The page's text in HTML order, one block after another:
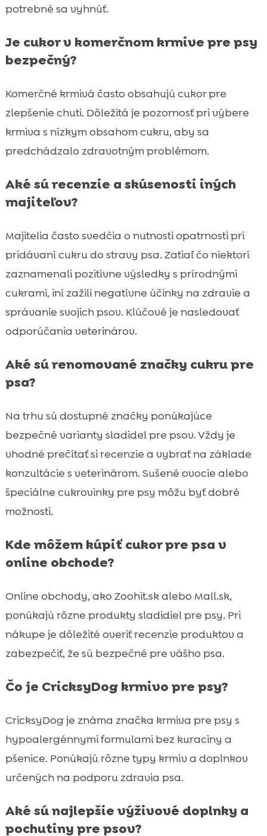
potrebné sa vyhnúť.
Je cukor v komerčnom krmive pre psy
bezpečný?
Komerčné krmivá často obsahujú cukor pre
zlepšenie chuti. Dôležitá je pozornosť pri výbere
krmiva s nízkym obsahom cukru, aby sa
predchádzalo zdravotným problémom.
Aké sú recenzie a skúsenosti iných
majiteľov?
Majitelia často svedčia o nutnosti opatrnosti pri
pridávaní cukru do stravy psa. Zatiaľ čo niektorí
zaznamenali pozitívne výsledky s prírodnými
cukrami, iní zažili negatívne účinky na zdravie a
správanie svojich psov. Klúčové je nasledovať
odporúčania veterinárov.
Aké sú renomované značky cukru pre
psa?
Na trhu sú dostupné značky ponúkajúce
bezpečné varianty sladidel pre psov. Vždy je
vhodné prečítať si recenzie a vybrať na základe
konzultácie s veterinárom. Sušené ovocie alebo
špeciálne cukrovinky pre psy môžu byť dobré
možnosti.
Kde môžem kúpiť cukor pre psa v
online obchode?
Online obchody, ako Zoohit.sk alebo Mall.sk,
ponúkajú rôzne produkty sladidiel pre psy. Pri
nákupe je dôležité overiť recenzie produktov a
zabezpečiť, že sú bezpečné pre vášho psa.
Čo je CricksyDog krmivo pre psy?
CricksyDog je známa značka krmiva pre psy s
hypoalergénnymi formulami bez kuraciny a
pšenice. Ponúkajú rôzne typy krmív a doplnkov
určených na podporu zdravia psa.
Aké sú najlepšie výživové doplnky a
pochutiny pre psov?